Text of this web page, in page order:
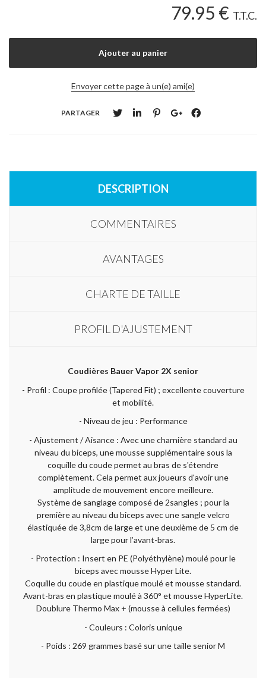
79.95 € T.T.C.
Envoyer cette page à un(e) ami(e)
PARTAGER
DESCRIPTION
COMMENTAIRES
AVANTAGES
CHARTE DE TAILLE
PROFIL D'AJUSTEMENT
Coudières Bauer Vapor 2X senior
- Profil : Coupe profilée (Tapered Fit) ; excellente couverture
et mobilité.
- Niveau de jeu : Performance
- Ajustement / Aisance : Avec une charnière standard au
niveau du biceps, une mousse supplémentaire sous la
coquille du coude permet au bras de s'étendre
complètement. Cela permet aux joueurs d'avoir une
amplitude de mouvement encore meilleure.
Système de sanglage composé de 2sangles ; pour la
première au niveau du biceps avec une sangle velcro
élastiquée de 3,8cm de large et une deuxième de 5 cm de
large pour l’avant-bras.
- Protection : Insert en PE (Polyéthylène) moulé pour le
biceps avec mousse Hyper Lite.
Coquille du coude en plastique moulé et mousse standard.
Avant-bras en plastique moulé à 360° et mousse HyperLite.
Doublure Thermo Max + (mousse à cellules fermées)
- Couleurs : Coloris unique
- Poids : 269 grammes basé sur une taille senior M